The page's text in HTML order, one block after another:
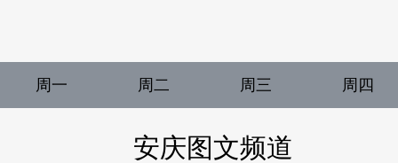
周一 周二 周三 周四
安庆图文频道